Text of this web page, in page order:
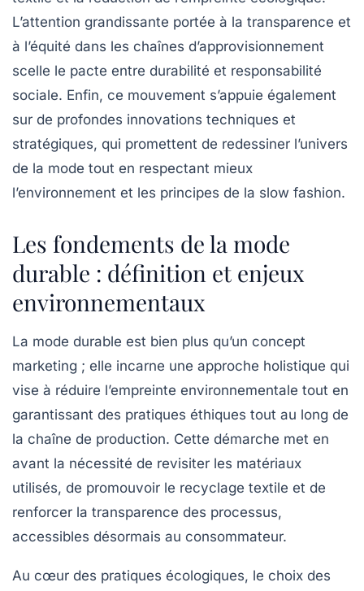
L’attention grandissante portée à la transparence et
à l’équité dans les chaînes d’approvisionnement
scelle le pacte entre durabilité et responsabilité
sociale. Enfin, ce mouvement s’appuie également
sur de profondes innovations techniques et
stratégiques, qui promettent de redessiner l’univers
de la mode tout en respectant mieux
l’environnement et les principes de la slow fashion.
Les fondements de la mode
durable : définition et enjeux
environnementaux
La mode durable est bien plus qu’un concept
marketing ; elle incarne une approche holistique qui
vise à réduire l’empreinte environnementale tout en
garantissant des pratiques éthiques tout au long de
la chaîne de production. Cette démarche met en
avant la nécessité de revisiter les matériaux
utilisés, de promouvoir le recyclage textile et de
renforcer la transparence des processus,
accessibles désormais au consommateur.
Au cœur des pratiques écologiques, le choix des